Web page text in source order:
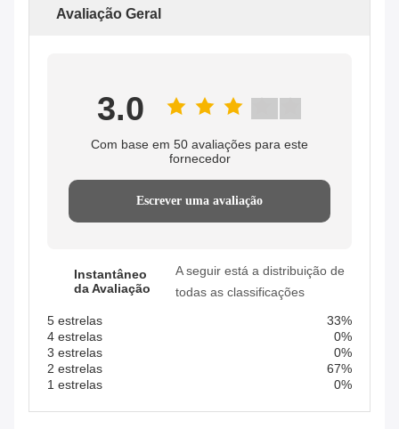
Avaliação Geral
3.0
Com base em 50 avaliações para este
fornecedor
Escrever uma avaliação
Instantâneo
da Avaliação
A seguir está a distribuição de
todas as classificações
5 estrelas
33%
4 estrelas
0%
3 estrelas
0%
2 estrelas
67%
1 estrelas
0%